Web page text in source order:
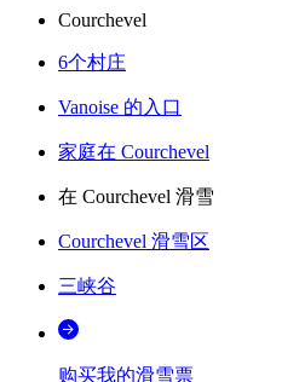
Courchevel
6个村庄
Vanoise 的入口
家庭在 Courchevel
在 Courchevel 滑雪
Courchevel 滑雪区
三峡谷
购买我的滑雪票